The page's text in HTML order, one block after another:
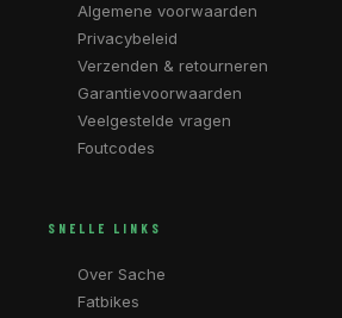
Algemene voorwaarden
Privacybeleid
Verzenden & retourneren
Garantievoorwaarden
Veelgestelde vragen
Foutcodes
SNELLE LINKS
Over Sache
Fatbikes